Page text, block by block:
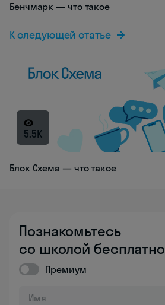
Бенчмарк — что такое
К следующей статье
5.5K
Блок Схема — что такое
Познакомьтесь
со школой бесплатно
Премиум